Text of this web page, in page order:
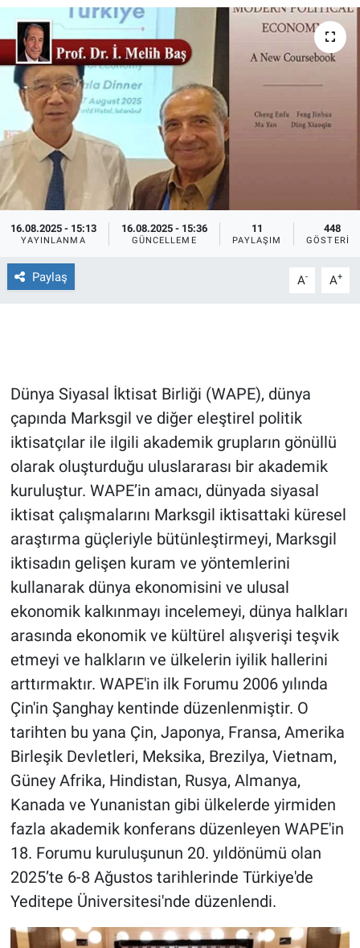
16.08.2025 - 15:13
YAYINLANMA
16.08.2025 - 15:36
GÜNCELLEME
11
PAYLAŞIM
448
GÖSTERIM
Paylaş A- A+
Dünya Siyasal İktisat Birliği (WAPE), dünya
çapında Marksgil ve diğer eleştirel politik
iktisatçılar ile ilgili akademik grupların gönüllü
olarak oluşturduğu uluslararası bir akademik
kuruluştur. WAPE’in amacı, dünyada siyasal
iktisat çalışmalarını Marksgil iktisattaki küresel
araştırma güçleriyle bütünleştirmeyi, Marksgil
iktisadın gelişen kuram ve yöntemlerini
kullanarak dünya ekonomisini ve ulusal
ekonomik kalkınmayı incelemeyi, dünya halkları
arasında ekonomik ve kültürel alışverişi teşvik
etmeyi ve halkların ve ülkelerin iyilik hallerini
arttırmaktır. WAPE'in ilk Forumu 2006 yılında
Çin'in Şanghay kentinde düzenlenmiştir. O
tarihten bu yana Çin, Japonya, Fransa, Amerika
Birleşik Devletleri, Meksika, Brezilya, Vietnam,
Güney Afrika, Hindistan, Rusya, Almanya,
Kanada ve Yunanistan gibi ülkelerde yirmiden
fazla akademik konferans düzenleyen WAPE'in
18. Forumu kuruluşunun 20. yıldönümü olan
2025’te 6-8 Ağustos tarihlerinde Türkiye'de
Yeditepe Üniversitesi'nde düzenlendi.
Ege'den Esintiler
Eğitim
Eğlence
Ekonomi
Forum
Gerçeğin İzinde
Gün Başlıyor
Gündem Özel
Günün görüntüsü
Haber
İlan
Kimdir
Koronavirüs
Kültür Sanat
Ne demişti
Nedir
Popüler
Programlar
Sağlık
Spor
Teknoloji
İletişim